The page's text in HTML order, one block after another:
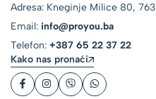
Adresa: Kneginje Milice 80,
Email: info@proyou.ba
Telefon: +387 65 22 37 22
Kako nas pronaći